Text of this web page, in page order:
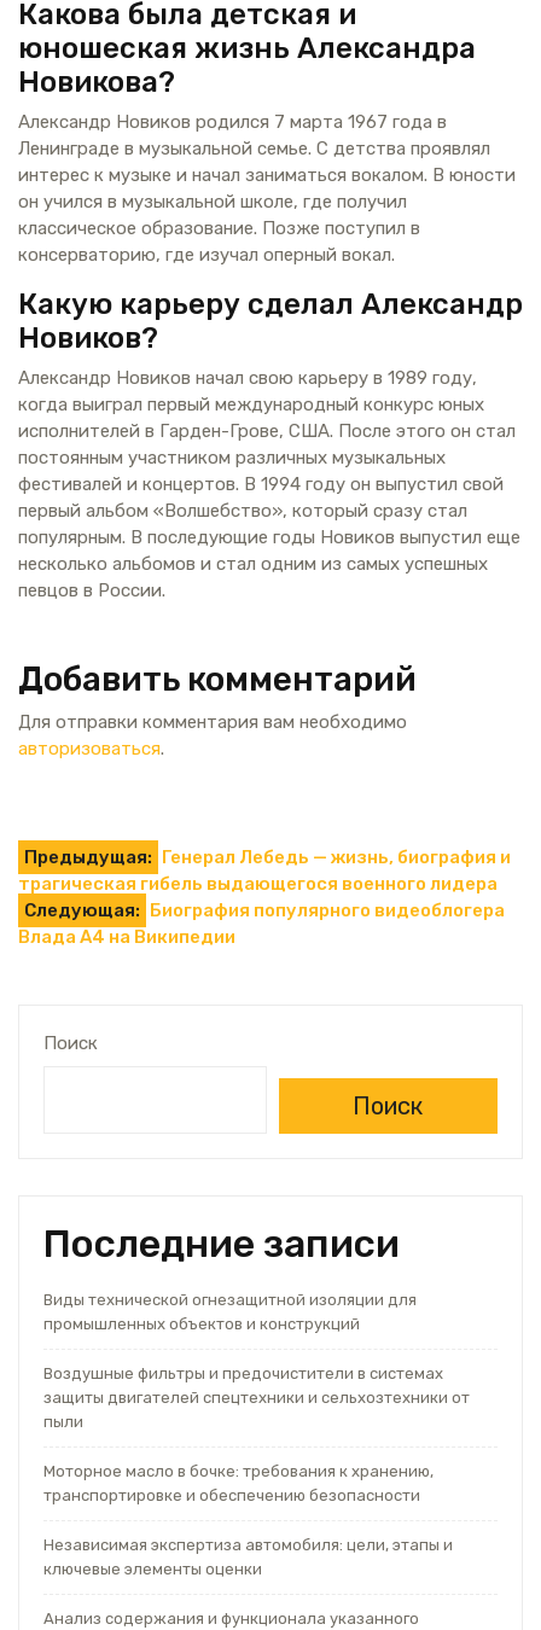
Какова была детская и
юношеская жизнь Александра
Новикова?
Александр Новиков родился 7 марта 1967 года в
Ленинграде в музыкальной семье. С детства проявлял
интерес к музыке и начал заниматься вокалом. В юности
он учился в музыкальной школе, где получил
классическое образование. Позже поступил в
консерваторию, где изучал оперный вокал.
Какую карьеру сделал Александр
Новиков?
Александр Новиков начал свою карьеру в 1989 году,
когда выиграл первый международный конкурс юных
исполнителей в Гарден-Грове, США. После этого он стал
постоянным участником различных музыкальных
фестивалей и концертов. В 1994 году он выпустил свой
первый альбом «Волшебство», который сразу стал
популярным. В последующие годы Новиков выпустил еще
несколько альбомов и стал одним из самых успешных
певцов в России.
Добавить комментарий
Для отправки комментария вам необходимо
авторизоваться.
Навигация
по
записям
Предыдущая: Генерал Лебедь — жизнь, биография и
трагическая гибель выдающегося военного лидера
Следующая: Биография популярного видеоблогера
Влада А4 на Википедии
Поиск
Поиск
Последние записи
Виды технической огнезащитной изоляции для
промышленных объектов и конструкций
Воздушные фильтры и предочистители в системах
защиты двигателей спецтехники и сельхозтехники от
пыли
Моторное масло в бочке: требования к хранению,
транспортировке и обеспечению безопасности
Независимая экспертиза автомобиля: цели, этапы и
ключевые элементы оценки
Анализ содержания и функционала указанного